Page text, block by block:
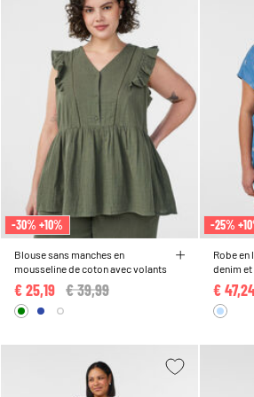
-30% +10%
Blouse sans manches en
mousseline de coton avec volants
Price reduced from
€ 39,99
€ 25,19
-25%
Robe
denim
€